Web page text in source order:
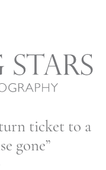
ticket to a
gone”